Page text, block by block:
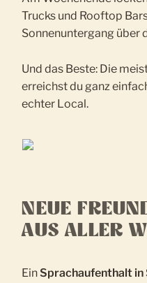
Trucks und Rooftop
Sonnenuntergang über
Und das Beste: Die
erreichst du ganz
echter Local.
NEUE
AUS ALLER
EinSprachaufenthalt in